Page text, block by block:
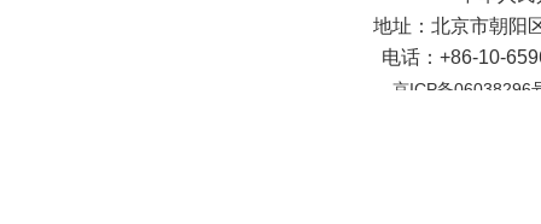
地址：北京市朝阳
电话：+86-10-
京ICP备06038296